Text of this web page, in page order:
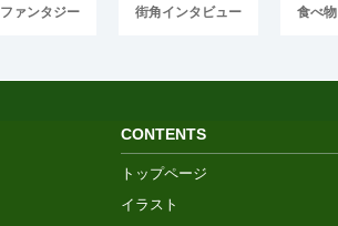
ファンタジー 街角インタビュー 食べ物
CONTENTS
トップページ
イラスト